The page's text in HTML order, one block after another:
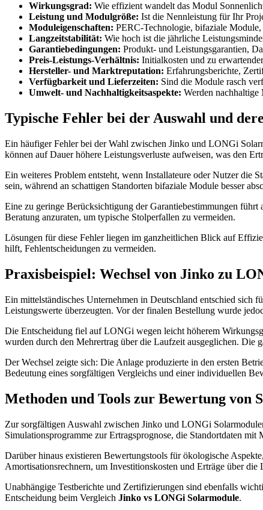
Wirkungsgrad: Wie effizient wandelt das Modul
Leistung und Modulgröße: Ist die Nennleistung für Ihr
Moduleigenschaften: PERC-Technologie, bifaziale
Langzeitstabilität: Wie hoch ist die jährliche
Garantiebedingungen: Produkt- und Leistungsgarantien,
Preis-Leistungs-Verhältnis: Initialkosten und zu
Hersteller- und Marktreputation: Erfahrungsberichte,
Verfügbarkeit und Lieferzeiten: Sind die Module rasch
Umwelt- und Nachhaltigkeitsaspekte: Werden nachhaltige
Typische Fehler bei der Auswahl und
Ein häufiger Fehler bei der Wahl zwischen Jinko und LONGi
können auf Dauer höhere Leistungsverluste aufweisen, was den
Ein weiteres Problem entsteht, wenn Installateure oder Nutzer die
sein, während an schattigen Standorten bifaziale Module besser
Eine zu geringe Berücksichtigung der Garantiebestimmungen
Beratung anzuraten, um typische Stolperfallen zu vermeiden.
Lösungen für diese Fehler liegen im ganzheitlichen Blick auf
hilft, Fehlentscheidungen zu vermeiden.
Praxisbeispiel: Wechsel von Jinko zu
Ein mittelständisches Unternehmen in Deutschland entschied
Leistungswerte überzeugten. Vor der finalen Bestellung wurde
Die Entscheidung fiel auf LONGi wegen leicht höherem
wurden durch den Mehrertrag über die Laufzeit ausgeglichen. Die
Der Wechsel zeigte sich: Die Anlage produzierte in den ersten
Bedeutung eines sorgfältigen Vergleichs und einer individuellen
Methoden und Tools zur Bewertung von
Zur sorgfältigen Auswahl zwischen Jinko und LONGi
Simulationsprogramme zur Ertragsprognose, die Standortdaten
Darüber hinaus existieren Bewertungstools für ökologische
Amortisationsrechnern, um Investitionskosten und Erträge über die
Unabhängige Testberichte und Zertifizierungen sind ebenfalls
Entscheidung beim Vergleich Jinko vs LONGi Solarmodule.